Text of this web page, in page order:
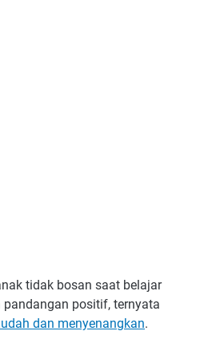
tidak bosan saat belajar
positif, ternyata
dan menyenangkan.